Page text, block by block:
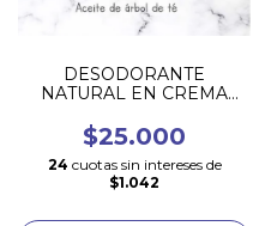
DESODORANTE
NATURAL EN CREMA
$25.000
24 cuotas sin intereses de
$1.042